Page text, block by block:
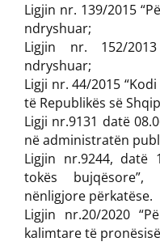
Ligjin nr. 139/2015
ndryshuar;
Ligjin nr. 152/
ndryshuar;
Ligji nr. 44/2015
të Republikës së
Ligji nr.9131 datë
në administratën
Ligjin nr.9244, datë
tokës
nënligjore përkatëse.
Ligjin nr.20/2020
kalimtare të